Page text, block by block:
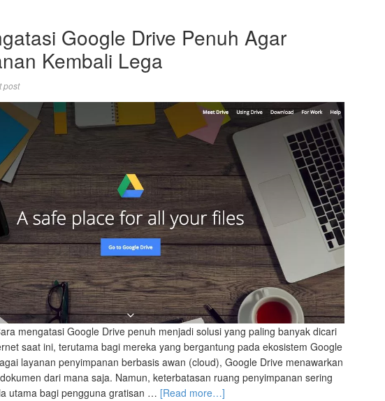
Google Drive Penuh Agar
Kembali Lega
post
mengatasi Google Drive penuh menjadi solusi yang paling banyak dicari
saat ini, terutama bagi mereka yang bergantung pada ekosistem Google
layanan penyimpanan berbasis awan (cloud), Google Drive menawarkan
dari mana saja. Namun, keterbatasan ruang penyimpanan sering
utama bagi pengguna gratisan … [Read more…]